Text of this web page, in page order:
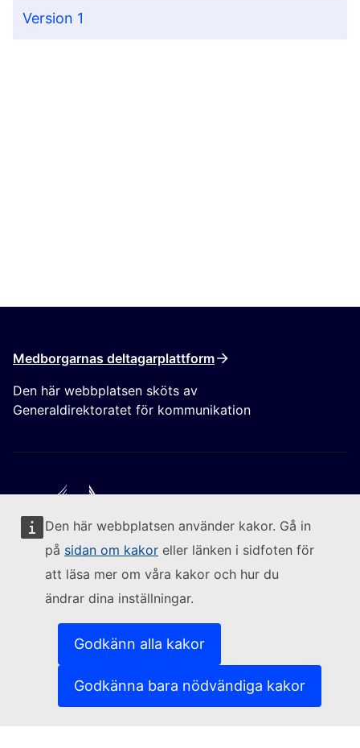
Den här webbplatsen använder kakor. Gå in
på sidan om kakor eller länken i sidfoten för
att läsa mer om våra kakor och hur du
ändrar dina inställningar.
Godkänn alla kakor
Godkänna bara nödvändiga kakor
Version 1
Medborgarnas deltagarplattform
Den här webbplatsen sköts av
Generaldirektoratet för kommunikation
Följ kommissionen
Kontakta oss (Extern länk)
Rapportera sårbarheter i it-systemen
Språkpolicy för våra webbplatser(Extern länk)
Kakor (cookies)(Extern länk)
Integritetspolicy
Rättsligt meddelande
(Extern länk)